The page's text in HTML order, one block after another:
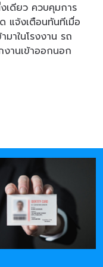
เดียว ควบคุมการ
แจ้งเตือนทันทีเมื่อ
าในโรงงาน รถ
านเข้าออกนอก